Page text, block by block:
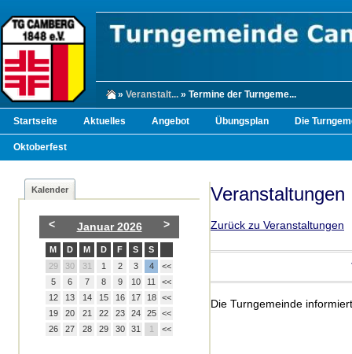
» Veranstalt... » Termine der Turngeme...
Startseite Aktuelles Angebot Übungsplan Die
Oktoberfest
Kalender
Januar 2026
< >
M D M D F S
S
29
30 31 1 2 3 4
<<
5
6 7 8 9 10 11
<<
12
13 14 15 16 17 18
<<
19
20 21 22 23 24 25
<<
26
27 28 29 30 31 1 <<
Veranstaltungen
Zurück zu Veranstaltungen
Die Turngemeinde